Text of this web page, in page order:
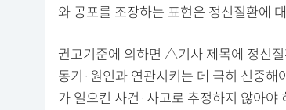
와 공포를 조장하는 표현은 정신질환에
권고기준에 의하면 △기사 제목에 정신
동기·원인과 연관시키는 데 극히 신중
가 일으킨 사건·사고로 추정하지 않아